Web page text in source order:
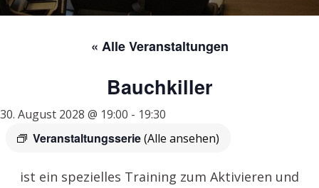
« Alle Veranstaltungen
Bauchkiller
30. August 2028 @ 19:00 - 19:30
Veranstaltungsserie(Alle ansehen)
ist ein spezielles Training zum Aktivieren und